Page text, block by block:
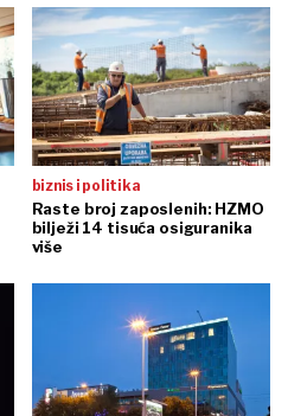
biznis i politika
Raste broj zaposlenih: HZMO
bilježi 14 tisuća osiguranika
više